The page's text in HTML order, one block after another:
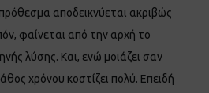
αποδεικνύεται ακριβώς
φαίνεται από την αρχή το
λύσης. Και, ενώ μοιάζει σαν
χρόνου κοστίζει πολύ. Επειδή